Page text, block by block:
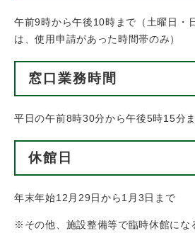
午前9時から午後10時まで（土曜日・
は、使用申請があった時間帯のみ）
窓口業務時間
平日の午前8時30分から午後5時15分
休館日
年末年始12月29日から1月3日まで
※その他、施設整備等で臨時休館にな